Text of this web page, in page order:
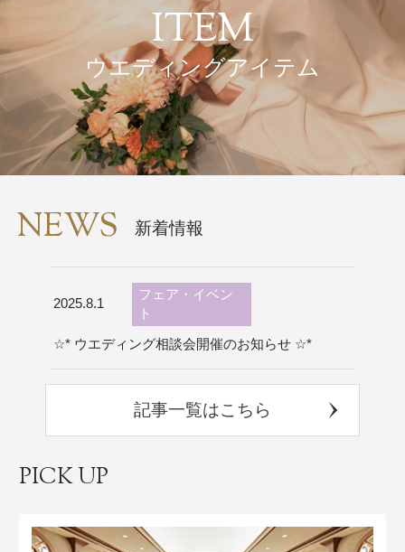
ITEM
ウエディングアイテム
NEWS 新着情報
2025.8.1
フェア・イベン
ト
☆* ウエディング相談会開催のお知らせ ☆*
記事一覧はこちら
PICK UP